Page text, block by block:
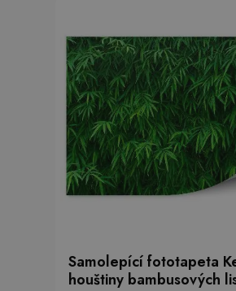
Samolepící fototapeta
houštiny bambusových